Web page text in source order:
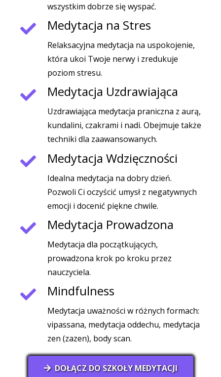
wszystkim dobrze się wyspać.
Medytacja na Stres
Relaksacyjna medytacja na uspokojenie,
która ukoi Twoje nerwy i zredukuje
poziom stresu.
Medytacja Uzdrawiająca
Uzdrawiająca medytacja praniczna z aurą,
kundalini, czakrami i nadi. Obejmuje także
techniki dla zaawansowanych.
Medytacja Wdzięczności
Idealna medytacja na dobry dzień.
Pozwoli Ci oczyścić umysł z negatywnych
emocji i docenić piękne chwile.
Medytacja Prowadzona
Medytacja dla początkujących,
prowadzona krok po kroku przez
nauczyciela.
Mindfulness
Medytacja uważności w różnych formach:
vipassana, medytacja oddechu, medytacja
zen (zazen), body scan.
DOŁĄCZ DO SZKOŁY MEDYTACJI